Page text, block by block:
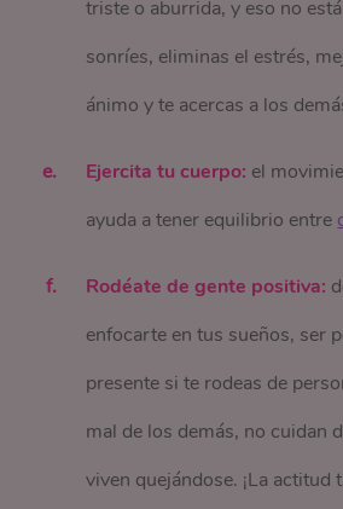
triste o aburrida, y eso no
sonríes, eliminas el estrés,
ánimo y te acercas a los
Ejercita tu cuerpo: el
ayuda a tener equilibrio entre
Rodéate de gente positiva:
enfocarte en tus sueños, ser
presente si te rodeas de
mal de los demás, no cuidan
viven quejándose. ¡La actitud